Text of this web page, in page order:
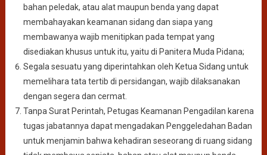
bahan peledak, atau alat maupun benda yang dapat
membahayakan keamanan sidang dan siapa yang
membawanya wajib menitipkan pada tempat yang
disediakan khusus untuk itu, yaitu di Panitera Muda Pidana;
Segala sesuatu yang diperintahkan oleh Ketua Sidang untuk
memelihara tata tertib di persidangan, wajib dilaksanakan
dengan segera dan cermat.
Tanpa Surat Perintah, Petugas Keamanan Pengadilan karena
tugas jabatannya dapat mengadakan Penggeledahan Badan
untuk menjamin bahwa kehadiran seseorang di ruang sidang